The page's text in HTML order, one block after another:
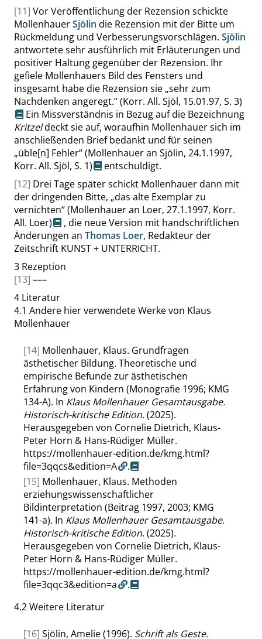
[11] Vor Veröffentlichung der Rezension schickte
MollenhauerSjölin die Rezension mit der Bitte um
Rückmeldung und Verbesserungsvorschlägen. Sjölin
antwortete sehr ausführlich mit Erläuterungen und
positiver Haltung gegenüber der Rezension. Ihr
gefiele Mollenhauers Bild des Fensters und
insgesamt habe die Rezension sie „sehr zum
Nachdenken angeregt.“(Korr. All. Sjöl, 15.01.97, S. 3)
Ein Missverständnis in Bezug auf die Bezeichnung
Kritzeldeckt sie auf, woraufhin Mollenhauer sich im
anschließenden Brief bedankt und für seinen
„üble[n] Fehler“(Mollenhauer an Sjölin, 24.1.1997,
Korr. All. Sjöl, S. 1)
entschuldigt.
[12] Drei Tage später schickt Mollenhauer dann mit
der dringenden Bitte, „das alte Exemplar zu
vernichten“(Mollenhauer an Loer, 27.1.1997, Korr.
All. Loer)
, die neue Version mit handschriftlichen
Änderungen an Thomas Loer, Redakteur der
Zeitschrift KUNST + UNTERRICHT.
3 Rezeption
[13] –––
4 Literatur
4.1 Andere hier verwendete Werke von Klaus
Mollenhauer
[14] Mollenhauer, Klaus. Grundfragen
ästhetischer Bildung. Theoretische und
empirische Befunde zur ästhetischen
Erfahrung von Kindern (Monografie 1996; KMG
134-A). In Klaus Mollenhauer Gesamtausgabe.
Historisch-kritische Edition. (2025).
Herausgegeben von Cornelie Dietrich, Klaus-
Peter Horn & Hans-Rüdiger Müller.
https://mollenhauer-edition.de/kmg.html?
file=3qqcs&edition=A
.
[15] Mollenhauer, Klaus. Methoden
erziehungswissenschaftlicher
Bildinterpretation (Beitrag 1997, 2003; KMG
141-a). In Klaus Mollenhauer Gesamtausgabe.
Historisch-kritische Edition. (2025).
Herausgegeben von Cornelie Dietrich, Klaus-
Peter Horn & Hans-Rüdiger Müller.
https://mollenhauer-edition.de/kmg.html?
file=3qqc3&edition=a
.
4.2Weitere Literatur
[16] Sjölin, Amelie (1996). Schrift als Geste.